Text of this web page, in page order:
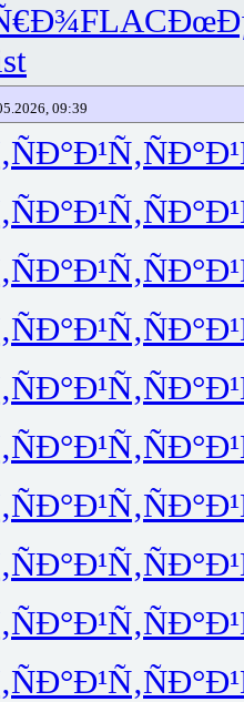
FLAC
09:39
ÑÐ°Ð¹Ñ‚
ÑÐ°Ð¹Ñ‚
ÑÐ°Ð¹Ñ‚
ÑÐ°Ð¹Ñ‚
ÑÐ°Ð¹Ñ‚
ÑÐ°Ð¹Ñ‚
ÑÐ°Ð¹Ñ‚
ÑÐ°Ð¹Ñ‚
ÑÐ°Ð¹Ñ‚
ÑÐ°Ð¹Ñ‚